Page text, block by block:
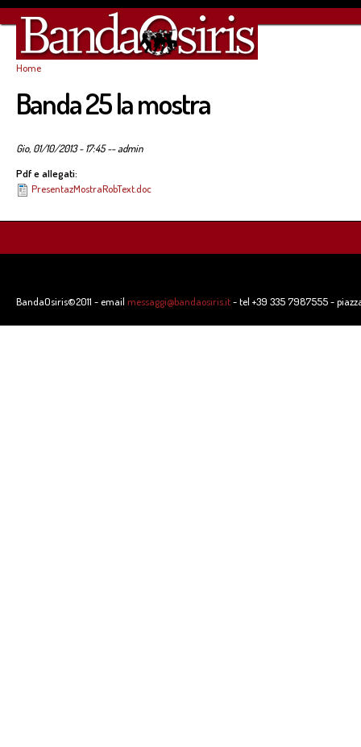
Tu sei qui
Home
Banda 25 la mostra
Gio, 01/10/2013 - 17:45--admin
Pdf e allegati:
PresentazMostraRobText.doc
BandaOsiris©2011 - email messaggi@bandaosiris.it- tel +39 335 7987555 -